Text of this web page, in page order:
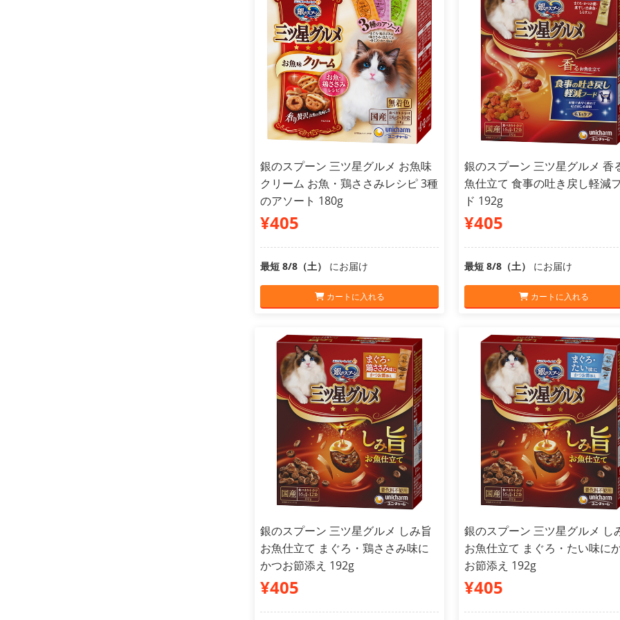
銀のスプーン 三ツ星グルメ お魚味
クリーム お魚・鶏ささみレシピ 3種
のアソート 180g
¥405
最短 8/8（土） にお届け
カートに入れる
銀のスプーン 三ツ星グルメ 香
魚仕立て 食事の吐き戻し軽減
ド 192g
¥405
最短 8/8（土） にお届け
カートに入れる
銀のスプーン 三ツ星グルメ しみ旨
お魚仕立て まぐろ・鶏ささみ味に
かつお節添え 192g
¥405
銀のスプーン 三ツ星グルメ し
お魚仕立て まぐろ・たい味に
お節添え 192g
¥405